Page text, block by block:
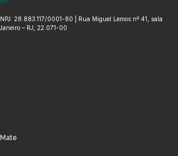
28.883.117/0001-80 | Rua Miguel Lemos nº 41, sala
– RJ, 22.071-00